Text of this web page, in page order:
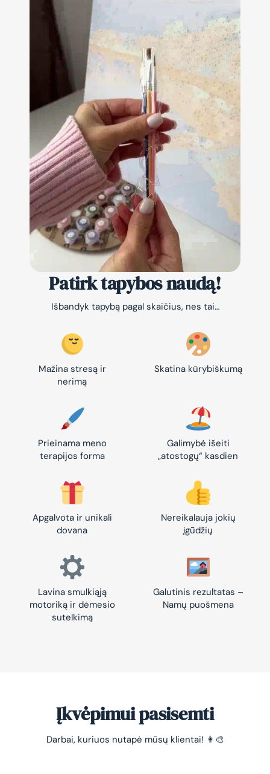
Patirk tapybos naudą!
Išbandyk tapybą pagal skaičius, nes tai…
Mažina stresą ir
nerimą
Skatina kūrybiškumą
Prieinama meno
terapijos forma
Galimybė išeiti
„atostogų“ kasdien
Apgalvota ir unikali
dovana
Nereikalauja jokių
įgūdžių
Lavina smulkiąją
motoriką ir dėmesio
sutelkimą
Galutinis rezultatas –
Namų puošmena
Įkvėpimui pasisemti
Darbai, kuriuos nutapė mūsų klientai! 👩‍🎨